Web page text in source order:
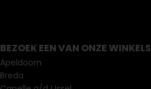
BEZOEK EEN VAN ONZE WINKELS
Apeldoorn
Breda